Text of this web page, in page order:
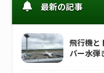
最新の記事
飛行機と
パー水弾